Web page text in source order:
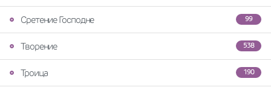
99
Сретение Господне
538
Творение
190
Троица